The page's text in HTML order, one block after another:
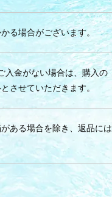
る場合がございます。
入金がない場合は、購入の
させていただきます。
ある場合を除き、返品には